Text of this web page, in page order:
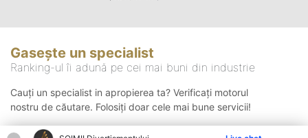
Gasește un specialist
Ranking-ul îi adună pe cei mai buni din industrie
Cauți un specialist in apropierea ta? Verificați motorul
nostru de căutare. Folosiți doar cele mai bune servicii!